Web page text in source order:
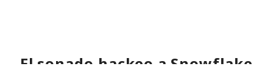
El sonado hackeo a Snowflake